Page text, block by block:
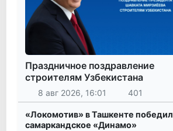
Праздничное поздравление
строителям Узбекистана
8 авг 2026, 16:01 401
«Локомотив» в Ташкенте победил
самаркандское «Динамо»